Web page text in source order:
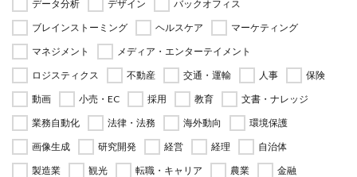
データ分析 デザイン
バックオフィス
ブレインストーミング
ヘルスケア
マーケティング
マネジメント
メディア・エンターテイメント
ロジスティクス
不動産 交通・運輸 人事
保険
動画
小売・EC 採用 教育
文書・ナレッジ
業務自動化
法律・法務 海外動向
環境保護
画像生成
研究開発 経営 経理
自治体
製造業
観光 転職・キャリア 農業 金融